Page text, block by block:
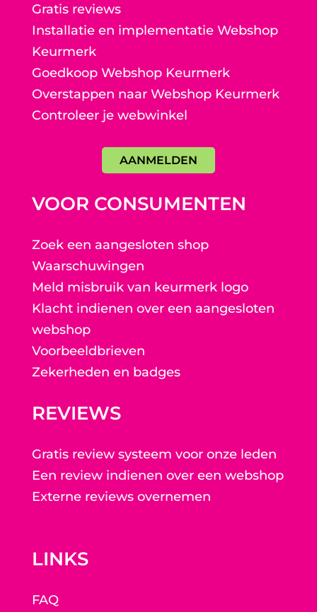
Gratis reviews
Installatie en implementatie Webshop
Keurmerk
Goedkoop Webshop Keurmerk
Overstappen naar Webshop Keurmerk
Controleer je webwinkel
AANMELDEN
VOOR CONSUMENTEN
Zoek een aangesloten shop
Waarschuwingen
Meld misbruik van keurmerk logo
Klacht indienen over een aangesloten
webshop
Voorbeeldbrieven
Zekerheden en badges
REVIEWS
Gratis review systeem voor onze leden
Een review indienen over een webshop
Externe reviews overnemen
LINKS
FAQ